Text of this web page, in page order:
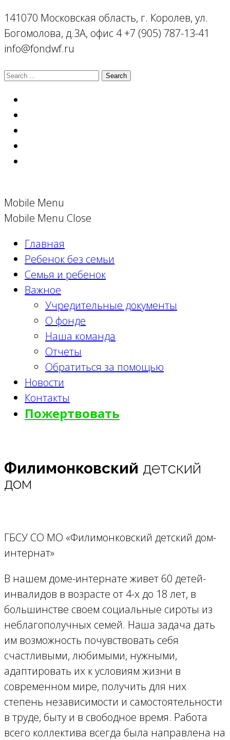
141070 Московская область, г. Королев, ул.
Богомолова, д.3А, офис 4+7 (905) 787-13-41
info@fondwf.ru
Mobile Menu
Mobile Menu Close
Главная
Ребенок без семьи
Семья и ребенок
Важное
Учредительные документы
О фонде
Наша команда
Отчеты
Обратиться за помощью
Новости
Контакты
Пожертвовать
Филимонковский детский
дом
ГБСУ СО МО «Филимонковский детский дом-
интернат»
В нашем доме-интернате живет 60 детей-
инвалидов в возрасте от 4-х до 18 лет, в
большинстве своем соци­альные сироты из
неблагополучных семей. Наша задача дать
им возможность почувствовать себя
счастливы­ми, любимыми, нужными,
адаптировать их к условиям жизни в
современном мире, получить для них
степень независимости и самостоятельности
в труде, быту и в свободное время. Работа
всего коллектива всегда была направлена на